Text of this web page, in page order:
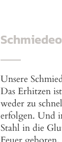
Unsere
Das Erhitzen
weder zu
erfolgen. Und
Stahl in die